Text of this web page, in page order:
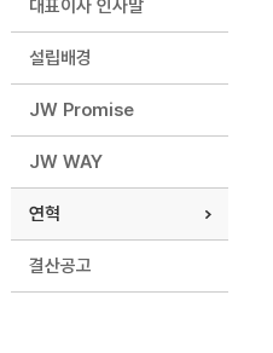
대표이사 인사말
설립배경
JW Promise
JW WAY
연혁
결산공고